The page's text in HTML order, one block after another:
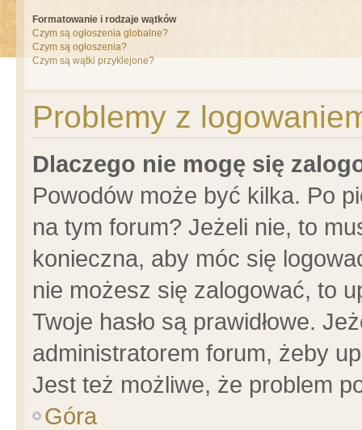
Formatowanie i rodzaje wątków
Czym są ogłoszenia globalne?
Czym są ogłoszenia?
Czym są wątki przyklejone?
Problemy z
Dlaczego nie mogę się
Powodów może być kilka. Po
na tym forum? Jeżeli nie, to
konieczna, aby móc się
nie możesz się zalogować, to
Twoje hasło są prawidłowe.
administratorem forum, żeby
Jest też możliwe, że problem
Góra